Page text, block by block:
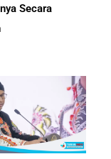
Secara